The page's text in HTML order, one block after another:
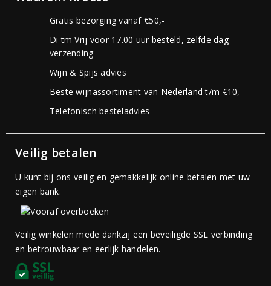
Gratis bezorging vanaf €50,-
Di tm Vrij voor 17.00 uur besteld, zelfde dag
verzending
Wijn & Spijs advies
Beste wijnassortiment van Nederland t/m €10,-
Telefonisch besteladvies
Veilig betalen
U kunt bij ons veilig en gemakkelijk online betalen met uw
eigen bank.
Veilig winkelen mede dankzij een beveiligde SSL verbinding
en betrouwbaar en eerlijk handelen.